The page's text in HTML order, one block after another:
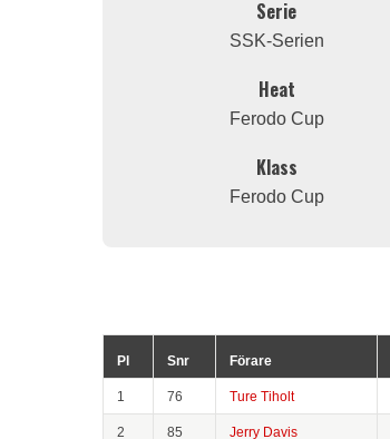
Serie
SSK-Serien
Heat
Ferodo Cup
Klass
Ferodo Cup
Pl Snr Förare
1 76 Ture Tiholt
2 85 Jerry Davis